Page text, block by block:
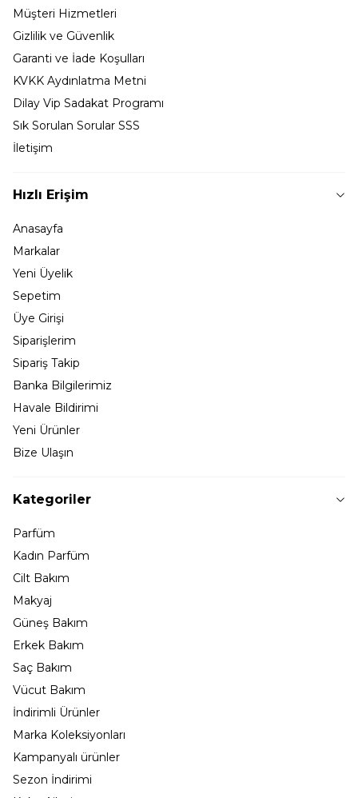
Müşteri Hizmetleri
Gizlilik ve Güvenlik
Garanti ve İade Koşulları
KVKK Aydınlatma Metni
Dilay Vip Sadakat Programı
Sık Sorulan Sorular SSS
İletişim
Hızlı Erişim
Anasayfa
Markalar
Yeni Üyelik
Sepetim
Üye Girişi
Siparişlerim
Sipariş Takip
Banka Bilgilerimiz
Havale Bildirimi
Yeni Ürünler
Bize Ulaşın
Kategoriler
Parfüm
Kadın Parfüm
Cilt Bakım
Makyaj
Güneş Bakım
Erkek Bakım
Saç Bakım
Vücut Bakım
İndirimli Ürünler
Marka Koleksiyonları
Kampanyalı ürünler
Sezon İndirimi